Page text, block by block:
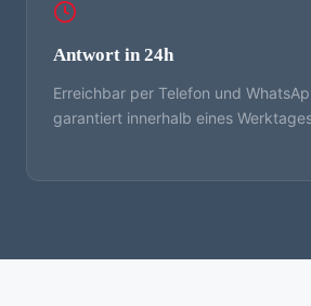
Antwort in 24h
Erreichbar per Telefon und
garantiert innerhalb eines